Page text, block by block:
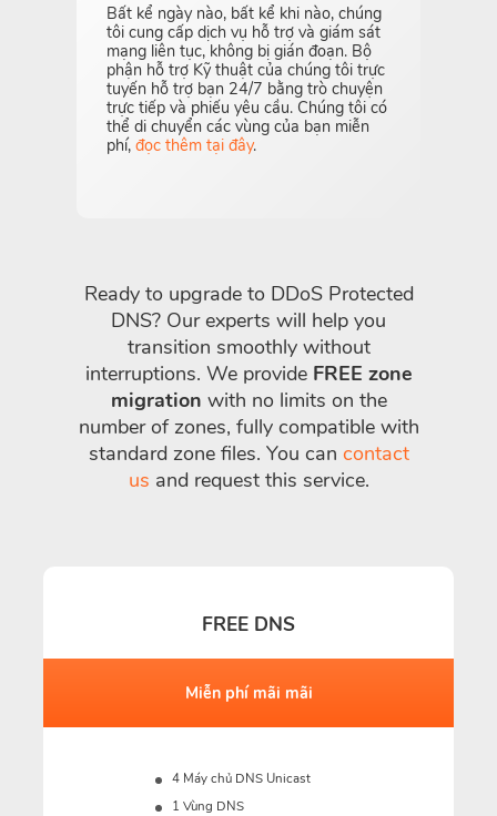
Bất kể ngày nào, bất kể khi nào, chúng
tôi cung cấp dịch vụ hỗ trợ và giám sát
mạng liên tục, không bị gián đoạn. Bộ
phận hỗ trợ Kỹ thuật của chúng tôi trực
tuyến hỗ trợ bạn 24/7 bằng trò chuyện
trực tiếp và phiếu yêu cầu. Chúng tôi có
thể di chuyển các vùng của bạn miễn
phí, đọc thêm tại đây.
Ready to upgrade to DDoS Protected
DNS? Our experts will help you
transition smoothly without
interruptions. We provide FREE zone
migration with no limits on the
number of zones, fully compatible with
standard zone files. You can contact
us and request this service.
FREE DNS
Miễn phí mãi mãi
4 Máy chủ DNS Unicast
1 Vùng DNS